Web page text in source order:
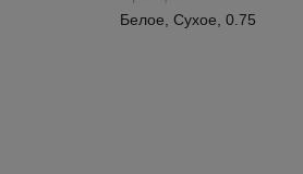
Белое, Сухое, 0.75